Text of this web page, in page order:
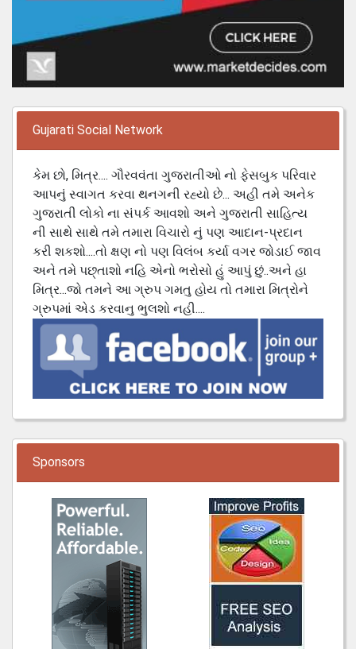
Gujarati Social Network
કેમ છો, મિત્ર.... ગૌરવવંતા ગુજરાતીઓ નો ફેસબુક પરિવાર
આપનું સ્વાગત કરવા થનગની રહ્યો છે... અહી તમે અનેક
ગુજરાતી લોકો ના સંપર્ક આવશો અને ગુજરાતી સાહિત્ય
ની સાથે સાથે તમે તમારા વિચારો નું પણ આદાન-પ્રદાન
કરી શકશો....તો ક્ષણ નો પણ વિલંબ કર્યા વગર જોડાઈ જાવ
અને તમે પછ્તાશો નહિ એનો ભરોસો હું આપું છું..અને હા
મિત્ર...જો તમને આ ગ્રુપ ગમતુ હોય તો તમારા મિત્રોને
ગ્રુપમાં એડ કરવાનુ ભુલશો નહી....
Sponsors